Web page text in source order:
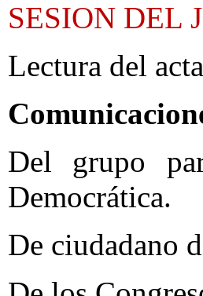
SESION DEL
Lectura del
Del grupo
Democrática.
De ciudadano